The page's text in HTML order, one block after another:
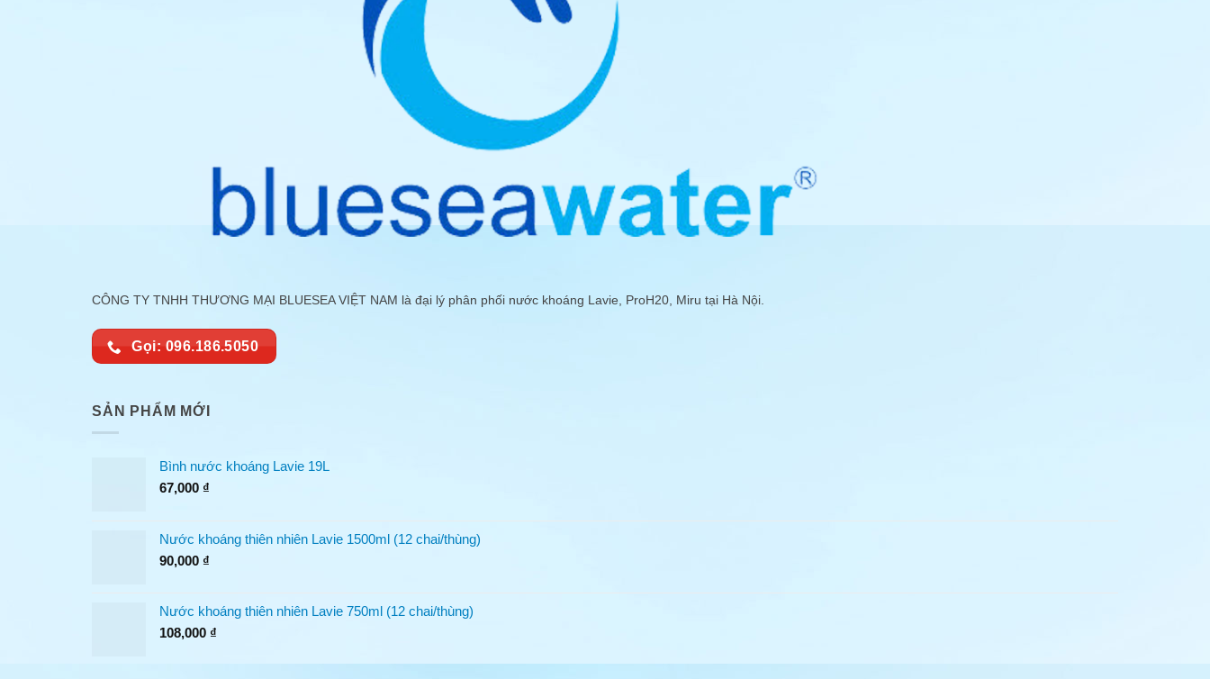
CÔNG TY TNHH THƯƠNG MẠI BLUESEA VIỆT NAM là đại lý phân phối nước khoáng Lavie, ProH20, Miru tại Hà Nội.
Gọi: 096.186.5050
SẢN PHẨM MỚI
Bình nước khoáng Lavie 19L
67,000 ₫
Nước khoáng thiên nhiên Lavie 1500ml (12 chai/thùng)
90,000 ₫
Nước khoáng thiên nhiên Lavie 750ml (12 chai/thùng)
108,000 ₫